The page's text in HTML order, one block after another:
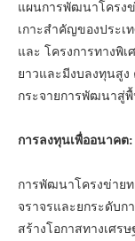
แผนการพัฒนาโครงข่
เกาะสำคัญของประเ
และ โครงการทางพิเ
ยาวและมีงบลงทุนสูง
กระจายการพัฒนาสู่
การลงทุนเพื่ออนาคต
การพัฒนาโครงข่าย
จราจรและยกระดับก
สร้างโอกาสทางเศร